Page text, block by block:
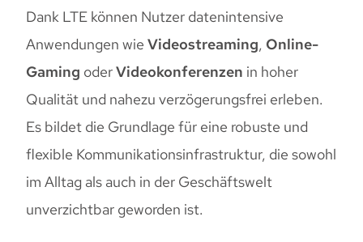
Dank LTE können Nutzer datenintensive
Anwendungen wieVideostreaming, Online-
Gaming oderVideokonferenzen in hoher
Qualität und nahezu verzögerungsfrei erleben.
Es bildet die Grundlage für eine robuste und
flexible Kommunikationsinfrastruktur, die sowohl
im Alltag als auch in der Geschäftswelt
unverzichtbar geworden ist.